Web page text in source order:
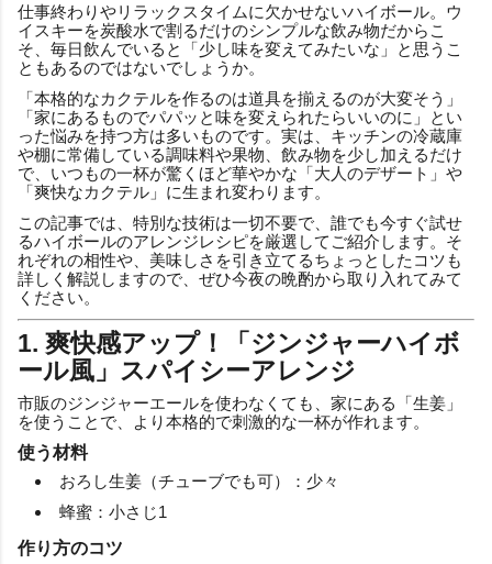
仕事終わりやリラックスタイムに欠かせないハイボール。ウ
イスキーを炭酸水で割るだけのシンプルな飲み物だからこ
そ、毎日飲んでいると「少し味を変えてみたいな」と思うこ
ともあるのではないでしょうか。
「本格的なカクテルを作るのは道具を揃えるのが大変そう」
「家にあるものでパパッと味を変えられたらいいのに」とい
った悩みを持つ方は多いものです。実は、キッチンの冷蔵庫
や棚に常備している調味料や果物、飲み物を少し加えるだけ
で、いつもの一杯が驚くほど華やかな「大人のデザート」や
「爽快なカクテル」に生まれ変わります。
この記事では、特別な技術は一切不要で、誰でも今すぐ試せ
るハイボールのアレンジレシピを厳選してご紹介します。そ
れぞれの相性や、美味しさを引き立てるちょっとしたコツも
詳しく解説しますので、ぜひ今夜の晩酌から取り入れてみて
ください。
1. 爽快感アップ！「ジンジャーハイボ
ール風」スパイシーアレンジ
市販のジンジャーエールを使わなくても、家にある「生姜」
を使うことで、より本格的で刺激的な一杯が作れます。
使う材料
おろし生姜（チューブでも可）：少々
蜂蜜：小さじ1
作り方のコツ